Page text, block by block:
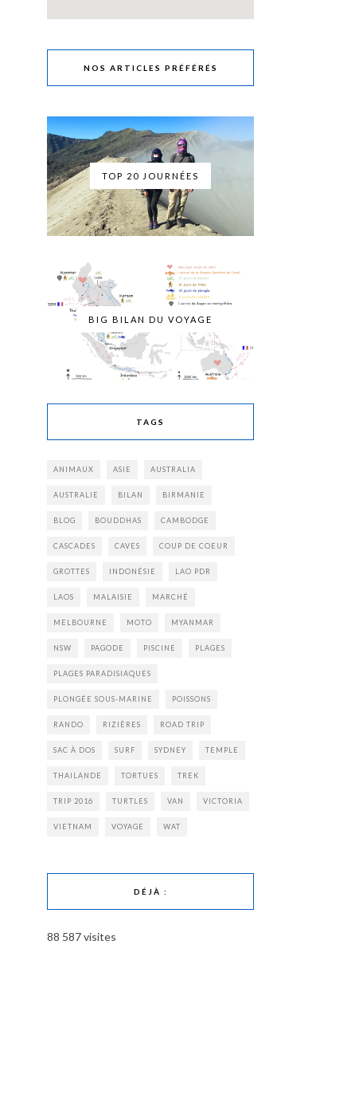
NOS ARTICLES PRÉFÉRÉS
TOP 20 JOURNÉES
BIG BILAN DU VOYAGE
TAGS
ANIMAUX ASIE AUSTRALIA
AUSTRALIE BILAN BIRMANIE
BLOG BOUDDHAS CAMBODGE
CASCADES CAVES COUP DE COEUR
GROTTES INDONÉSIE LAO PDR
LAOS MALAISIE MARCHÉ
MELBOURNE MOTO MYANMAR
NSW PAGODE PISCINE PLAGES
PLAGES PARADISIAQUES
PLONGÉE SOUS-MARINE POISSONS
RANDO RIZIÈRES ROAD TRIP
SAC À DOS SURF SYDNEY TEMPLE
THAILANDE TORTUES TREK
TRIP 2016 TURTLES VAN VICTORIA
VIETNAM VOYAGE WAT
DÉJÀ :
88 587 visites